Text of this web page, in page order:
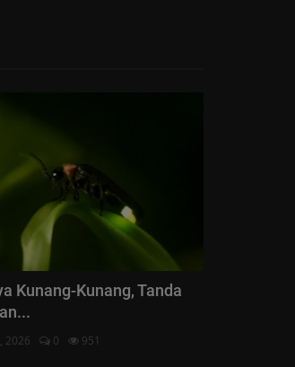
Kunang-Kunang, Tanda
2026 0 951